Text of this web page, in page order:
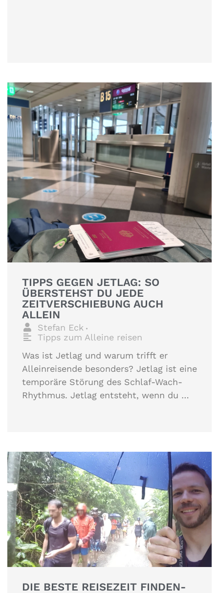
TIPPS GEGEN JETLAG: SO
ÜBERSTEHST DU JEDE
ZEITVERSCHIEBUNG AUCH
ALLEIN
Stefan Eck •
Tipps zum Alleine reisen
Was ist Jetlag und warum trifft er
Alleinreisende besonders? Jetlag ist eine
temporäre Störung des Schlaf-Wach-
Rhythmus. Jetlag entsteht, wenn du …
DIE BESTE REISEZEIT FINDEN-